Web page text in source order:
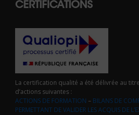
CERTIFICATIONS
La certification qualité a été délivrée au
d’actions suivantes :
ACTIONS DE FORMATION – BILANS DE
PERMETTANT DE VALIDER LES ACQUIS DE